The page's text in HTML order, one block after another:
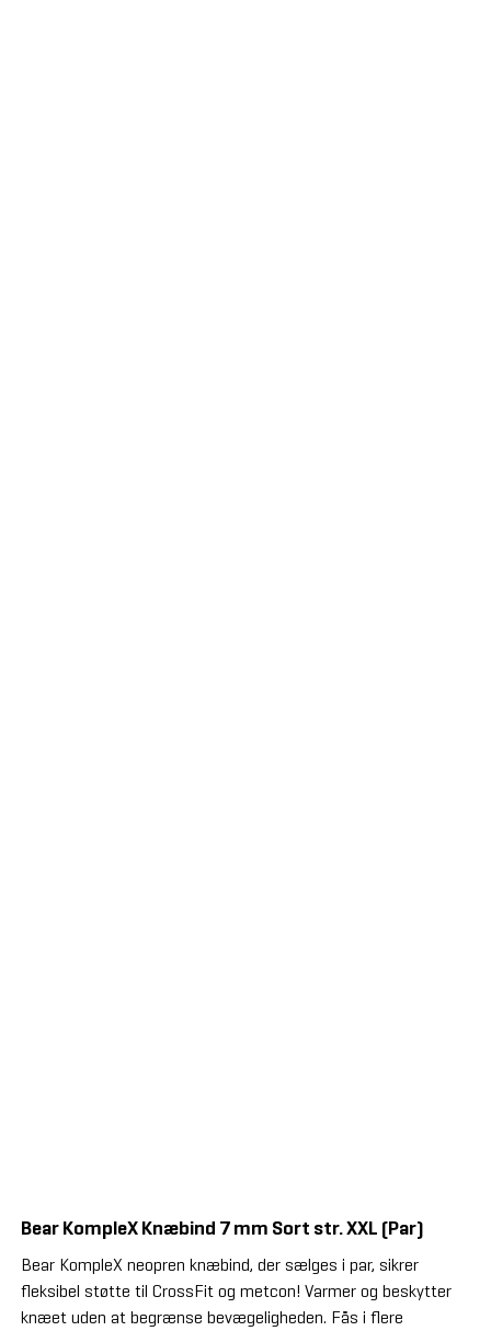
Bear KompleX Knæbind 7 mm Sort str. XXL (Par)
Bear KompleX neopren knæbind, der sælges i par, sikrer
fleksibel støtte til CrossFit og metcon! Varmer og beskytter
knæet uden at begrænse bevægeligheden. Fås i flere